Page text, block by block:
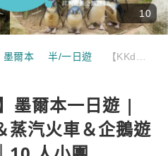
10
墨爾本 半/一日遊
墨爾本一日遊 |
蒸汽火車＆企鵝遊